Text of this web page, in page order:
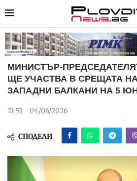
МИНИСТЪР-
ЩЕ УЧАСТВА В СРЕЩАТА
ЗАПАДНИ БАЛКАНИ НА 5
17:53 - 04/06/2026
СПОДЕЛИ